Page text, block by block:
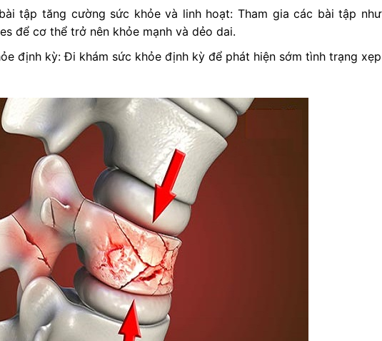
tập tăng cường sức khỏe và linh hoạt: Tham gia các bài tập như
để cơ thể trở nên khỏe mạnh và dẻo dai.
định kỳ: Đi khám sức khỏe định kỳ để phát hiện sớm tình trạng xẹp